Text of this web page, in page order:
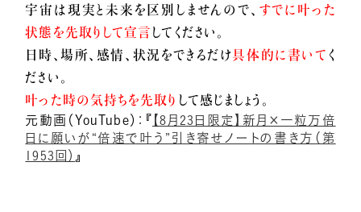
億楽®ストーリー
プレスリリース一覧
宇宙は現実と未来を区別しませんので、 すでに叶った
状態を先取りして宣言 してください。
日時、場所、感情、状況をできるだけ具体的に書いて く
ださい。
叶った時の気持ちを先取り して感じましょう。
元動画（YouTube）：『 【8月23日限定】新月×一粒万倍
日に願いが“倍速で叶う”引き寄せノートの書き方（第
1953回） 』